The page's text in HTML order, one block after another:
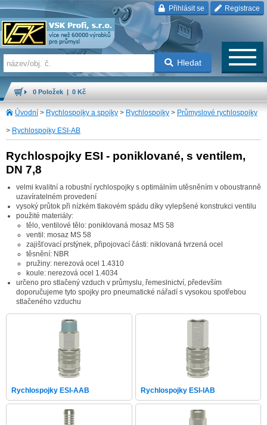
Přihlásit se Registrace
Hledat
0 Položek | 0 Kč
Úvodní > Rychlospojky a spojky > Rychlospojky > Průmyslové rychlospojky
> Rychlospojky ESI-AB
Rychlospojky ESI - poniklované, s ventilem,
DN 7,8
velmi kvalitní a robustní rychlospojky s optimálním utěsněním v oboustranně
uzavíratelném provedení
vysoký průtok při nízkém tlakovém spádu díky vylepšené konstrukci ventilu
použité materiály:
tělo, ventilové tělo: poniklovaná mosaz MS 58
ventil: mosaz MS 58
zajišťovací prstýnek, připojovací části: niklovaná tvrzená ocel
těsnění: NBR
pružiny: nerezová ocel 1.4310
koule: nerezová ocel 1.4034
určeno pro stlačený vzduch v průmyslu, řemeslnictví, především
doporučujeme tyto spojky pro pneumatické nářadí s vysokou spotřebou
stlačeného vzduchu
Rychlospojky ESI-AAB Rychlospojky ESI-IAB